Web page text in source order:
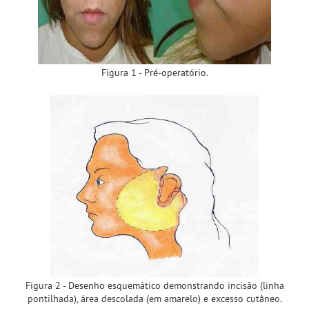
Figura 1 - Pré-operatório.
Figura 2 - Desenho esquemático demonstrando incisão (linha
pontilhada), área descolada (em amarelo) e excesso cutâneo.